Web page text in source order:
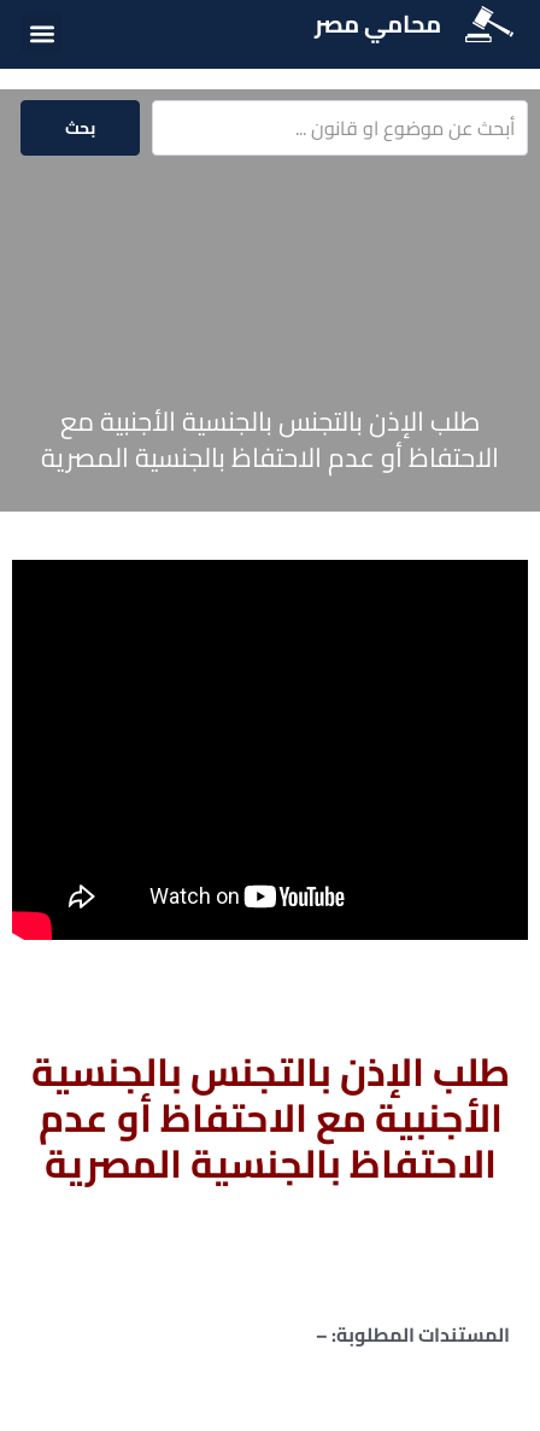
محامي مصر
بحث
طلب الإذن بالتجنس بالجنسية الأجنبية مع
الاحتفاظ أو عدم الاحتفاظ بالجنسية المصرية
طلب الإذن بالتجنس بالجنسية
الأجنبية مع الاحتفاظ أو عدم
الاحتفاظ بالجنسية المصرية
المستندات المطلوبة:​​ –